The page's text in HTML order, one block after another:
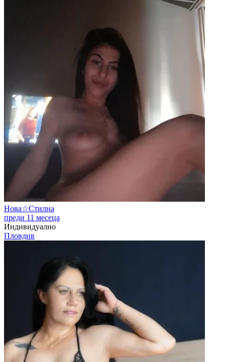
Нова☆Стилна
преди 11 месеца
Индивидуално
Пловдив